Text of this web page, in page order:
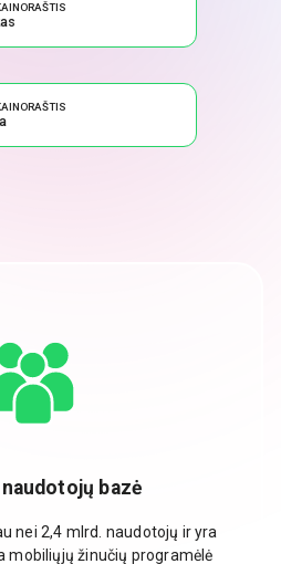
bazė
nei 2,4 mlrd. naudotojų ir yra
mobiliųjų žinučių programėlė